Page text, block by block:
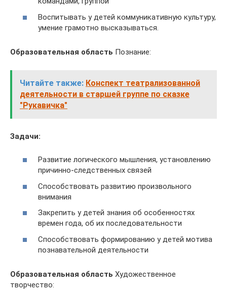
Воспитывать у детей коммуникативную культуру,
умение грамотно высказываться.
Образовательная область Познание:
Читайте также: Конспект театрализованной
деятельности в старшей группе по сказке
"Рукавичка"
Задачи:
Развитие логического мышления, установлению
причинно-следственных связей
Способствовать развитию произвольного
внимания
Закрепить у детей знания об особенностях
времен года, об их последовательности
Способствовать формированию у детей мотива
познавательной деятельности
Образовательная область Художественное
творчество: